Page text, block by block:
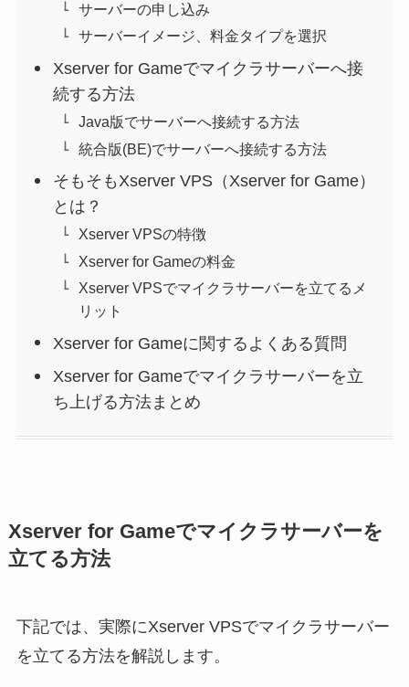
サーバーの申し込み
サーバーイメージ、料金タイプを選択
Xserver for Gameでマイクラサーバーへ接
続する方法
Java版でサーバーへ接続する方法
統合版(BE)でサーバーへ接続する方法
そもそもXserver VPS（Xserver for Game）
とは？
Xserver VPSの特徴
Xserver for Gameの料金
Xserver VPSでマイクラサーバーを立てるメ
リット
Xserver for Gameに関するよくある質問
Xserver for Gameでマイクラサーバーを立
ち上げる方法まとめ
Xserver for Gameでマイクラサーバーを
立てる方法
下記では、実際にXserver VPSでマイクラサーバー
を立てる方法を解説します。